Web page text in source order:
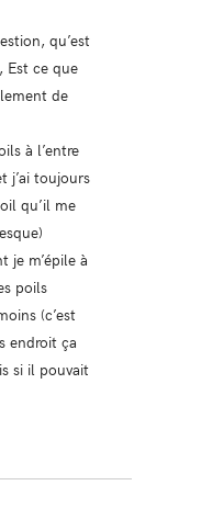
qu’est
ce que
de
à l’entre
j’ai toujours
qu’il me
je m’épile à
poils
(c’est
endroit ça
si il pouvait